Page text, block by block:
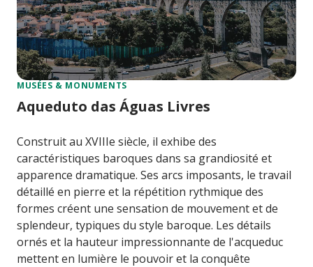
MUSÉES & MONUMENTS
Aqueduto das Águas Livres
Construit au XVIIIe siècle, il exhibe des
caractéristiques baroques dans sa grandiosité et
apparence dramatique. Ses arcs imposants, le travail
détaillé en pierre et la répétition rythmique des
formes créent une sensation de mouvement et de
splendeur, typiques du style baroque. Les détails
ornés et la hauteur impressionnante de l'acqueduc
mettent en lumière le pouvoir et la conquête